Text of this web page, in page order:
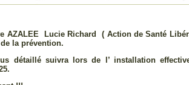
AZALEE Lucie Richard ( Action de Santé
la prévention.
détaillé suivra lors de l’ installation